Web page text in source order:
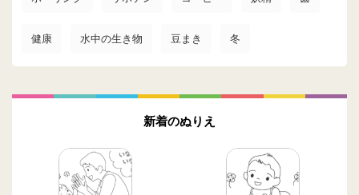
健康 水中の生き物 豆まき 冬
新着のぬりえ